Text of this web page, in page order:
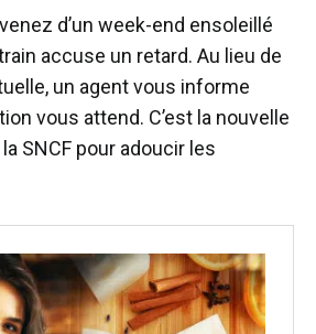
d’un week-end ensoleillé
accuse un retard. Au lieu de
un agent vous informe
vous attend. C’est la nouvelle
SNCF pour adoucir les